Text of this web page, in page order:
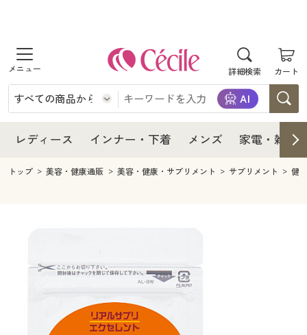
詳細検索 カート
商品を探す
レディース
レディースファッション
インナー・下着
インナー・下着通販すべて
メンズ
キッチン・雑貨・日用品
寝具・インテリア・家具通販すべて
家具・収納
美容・健康通販すべて
制服・スクール
レディース インナー・下着 メンズ 家電・雑貨
レディース
レディース通販すべて
レディースファッション
インナー・下着
インナー・下着通販すべて
メンズ
キッチン・雑貨・日用品
家具・収納
寝具・ベッド
美容・健康通販すべて
美容・健康・サプリメント
制服・スクール
制服・スクールすべて
大きいサイズ
トップ 美容・健康通販 美容・健康・サプリメント サプリメント 健